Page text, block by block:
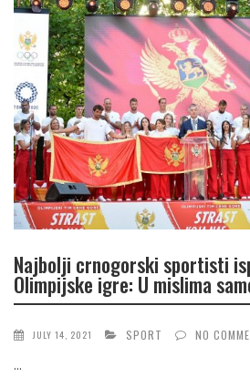
Najbolji crnogorski sportisti
Olimpijske igre: U mislima
JULY 14, 2021 SPORT NO
...